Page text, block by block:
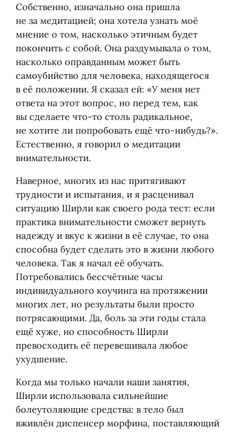
Собственно, изначально она пришла
не за медитацией; она хотела узнать моё
мнение о том, насколько этичным будет
покончить с собой. Она раздумывала о том,
насколько оправданным может быть
самоубийство для человека, находящегося
в её положении. Я сказал ей: «У меня нет
ответа на этот вопрос, но перед тем, как
вы сделаете что-то столь радикальное,
не хотите ли попробовать ещё что-нибудь?».
Естественно, я говорил о медитации
внимательности.
Наверное, многих из нас притягивают
трудности и испытания, и я расценивал
ситуацию Ширли как своего рода тест: если
практика внимательности сможет вернуть
надежду и вкус к жизни в её случае, то она
способна будет сделать это в жизни любого
человека. Так я начал её обучать.
Потребовались бессчётные часы
индивидуального коучинга на протяжении
многих лет, но результаты были просто
потрясающими. Да, боль за эти годы стала
ещё хуже, но способность Ширли
превосходить её перевешивала любое
ухудшение.
Когда мы только начали наши занятия,
Ширли использовала сильнейшие
болеутоляющие средства: в тело был
вживлён диспенсер морфина, поставляющий